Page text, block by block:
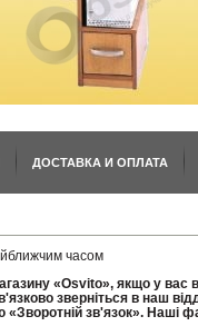
ДОСТАВКА И ОПЛАТА
часом
«Osvito», якщо у вас
зверніться в наш
зв'язок». Наші